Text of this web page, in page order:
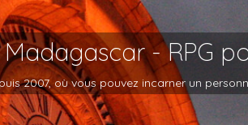
- RPG
2007, où vous pouvez incarner un